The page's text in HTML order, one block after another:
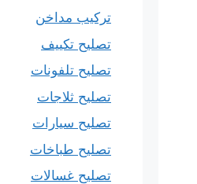
تركيب مداخن
تصليح تكييف
تصليح تلفونات
تصليح ثلاجات
تصليح سيارات
تصليح طباخات
تصليح غسالات